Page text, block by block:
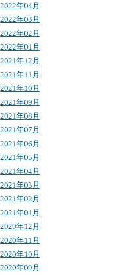
2022年04月
2022年03月
2022年02月
2022年01月
2021年12月
2021年11月
2021年10月
2021年09月
2021年08月
2021年07月
2021年06月
2021年05月
2021年04月
2021年03月
2021年02月
2021年01月
2020年12月
2020年11月
2020年10月
2020年09月